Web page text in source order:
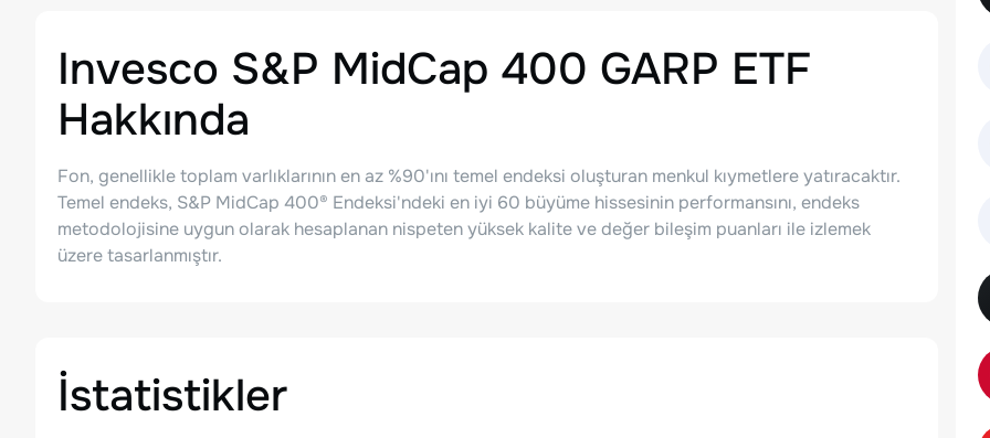
Invesco S&P MidCap 400 GARP ETF
Hakkında
Fon, genellikle toplam varlıklarının en az %90'ını temel endeksi oluşturan menkul kıymetlere yatıracaktır.
Temel endeks, S&P MidCap 400® Endeksi'ndeki en iyi 60 büyüme hissesinin performansını, endeks
metodolojisine uygun olarak hesaplanan nispeten yüksek kalite ve değer bileşim puanları ile izlemek
üzere tasarlanmıştır.
İstatistikler